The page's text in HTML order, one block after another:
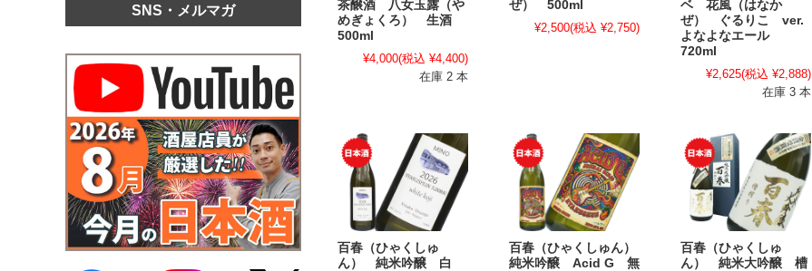
茶醸酒 八女玉露（や
めぎょくろ） 生酒
500ml
¥4,000(税込 ¥4,400)
在庫 2 本
ぜ） 500ml
¥2,500(税込 ¥2,750)
ベ 花風（はなか
ぜ） ぐるりこ ver.
よなよなエール
720ml
¥2,625(税込 ¥2,888)
在庫 3 本
百春（ひゃくしゅ
ん） 純米吟醸 白
百春（ひゃくしゅん）
純米吟醸 Acid G 無
百春（ひゃくしゅ
ん） 純米大吟醸 槽
SNS・メルマガ